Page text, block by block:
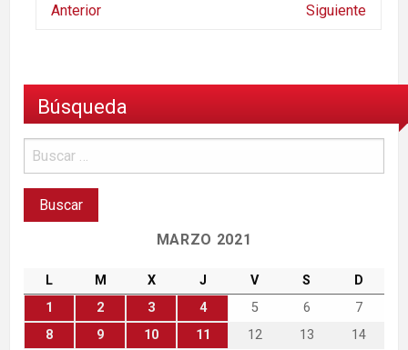
Anterior Siguiente
Búsqueda
MARZO 2021
L M X J V S
D
1
2 3 4 5 6
7
8
9 10 11 12 13
14